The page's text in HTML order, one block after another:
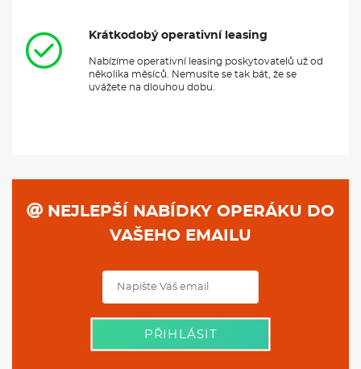
Krátkodobý operativní leasing
Nabízíme operativní leasing poskytovatelů už od
několika měsíců. Nemusíte se tak bát, že se
uvážete na dlouhou dobu.
NEJLEPŠÍ NABÍDKY OPERÁKU DO
VAŠEHO EMAILU
PŘIHLÁSIT